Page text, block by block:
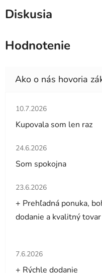
Diskusia
Hodnotenie
Hodnotenie obchodu je
10.7.2026
Kupovala som len raz
Hodnotenie obchodu je
24.6.2026
Som spokojna
Hodnotenie obchodu je
23.6.2026
+ Prehľadná ponuka,
dodanie a kvalitný tovar
Hodnotenie obchodu je
7.6.2026
+ Rýchle dodanie